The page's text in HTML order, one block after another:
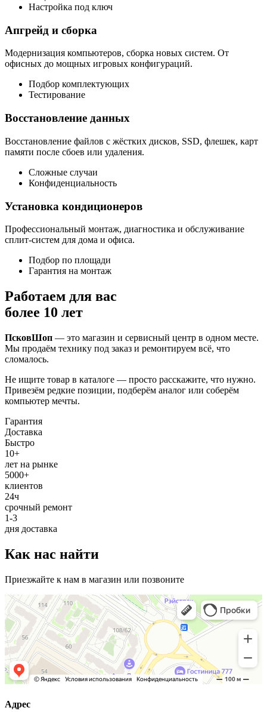
Настройка под ключ
Апгрейд и сборка
Модернизация компьютеров, сборка новых систем. От
офисных до мощных игровых конфигураций.
Подбор комплектующих
Тестирование
Восстановление данных
Восстановление файлов с жёстких дисков, SSD, флешек, карт
памяти после сбоев или удаления.
Сложные случаи
Конфиденциальность
Установка кондиционеров
Профессиональный монтаж, диагностика и обслуживание
сплит-систем для дома и офиса.
Подбор по площади
Гарантия на монтаж
Работаем для вас
более 10 лет
ПсковШоп — это магазин и сервисный центр в одном месте.
Мы продаём технику под заказ и ремонтируем всё, что
сломалось.
Не ищите товар в каталоге — просто расскажите, что нужно.
Привезём редкие позиции, подберём аналог или соберём
компьютер мечты.
Гарантия
Доставка
Быстро
10+
лет на рынке
5000+
клиентов
24ч
срочный ремонт
1-3
дня доставка
Как нас найти
Приезжайте к нам в магазин или позвоните
Адрес